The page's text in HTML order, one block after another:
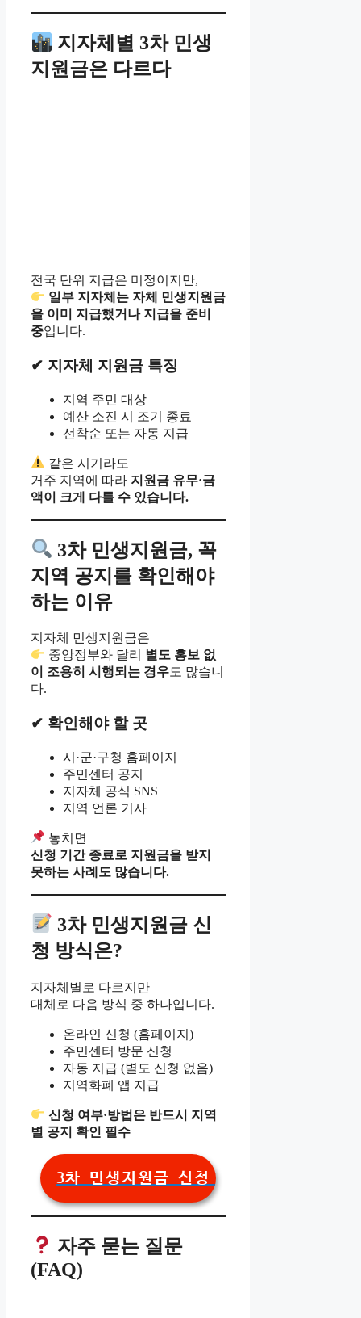
지자체별 3차 민생
지원금은 다르다
전국 단위 지급은 미정이지만,
일부 지자체는 자체 민생지원금
을 이미 지급했거나 지급을 준비
중입니다.
✔ 지자체 지원금 특징
지역 주민 대상
예산 소진 시 조기 종료
선착순 또는 자동 지급
같은 시기라도
거주 지역에 따라 지원금 유무·금
액이 크게 다를 수 있습니다.
3차 민생지원금, 꼭
지역 공지를 확인해야
하는 이유
지자체 민생지원금은
중앙정부와 달리 별도 홍보 없
이 조용히 시행되는 경우도 많습니
다.
✔ 확인해야 할 곳
시·군·구청 홈페이지
주민센터 공지
지자체 공식 SNS
지역 언론 기사
놓치면
신청 기간 종료로 지원금을 받지
못하는 사례도 많습니다.
3차 민생지원금 신
청 방식은?
지자체별로 다르지만
대체로 다음 방식 중 하나입니다.
온라인 신청 (홈페이지)
주민센터 방문 신청
자동 지급 (별도 신청 없음)
지역화폐 앱 지급
신청 여부·방법은 반드시 지역
별 공지 확인 필수
3차 민생지원금 신청 바로가기
자주 묻는 질문
(FAQ)